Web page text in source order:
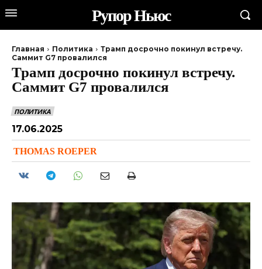
Рупор Ньюс
Главная Политика
Трамп досрочно покинул встречу.
Саммит G7 провалился
Трамп досрочно покинул встречу.
Саммит G7 провалился
ПОЛИТИКА
17.06.2025
THOMAS ROEPER